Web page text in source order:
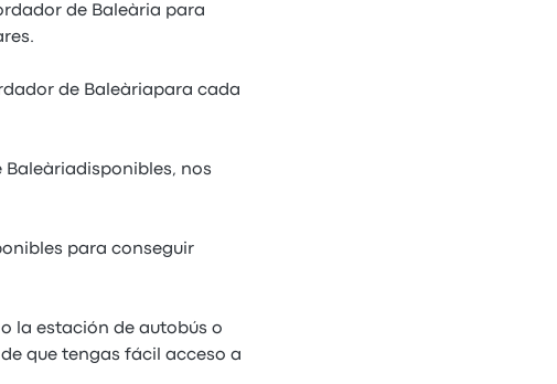
de Baleària para
de Baleàriapara cada
nos
para conseguir
la estación de autobús o
que tengas fácil acceso a